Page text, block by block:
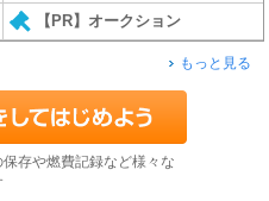
【PR】オークション
もっと見る
存や燃費記録など様々な